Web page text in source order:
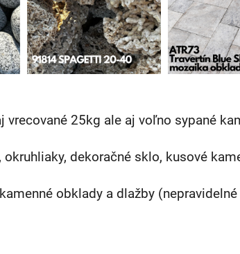
vrecované 25kg ale aj voľno sypané
okruhliaky, dekoračné sklo, kusové
kamenné obklady a dlažby